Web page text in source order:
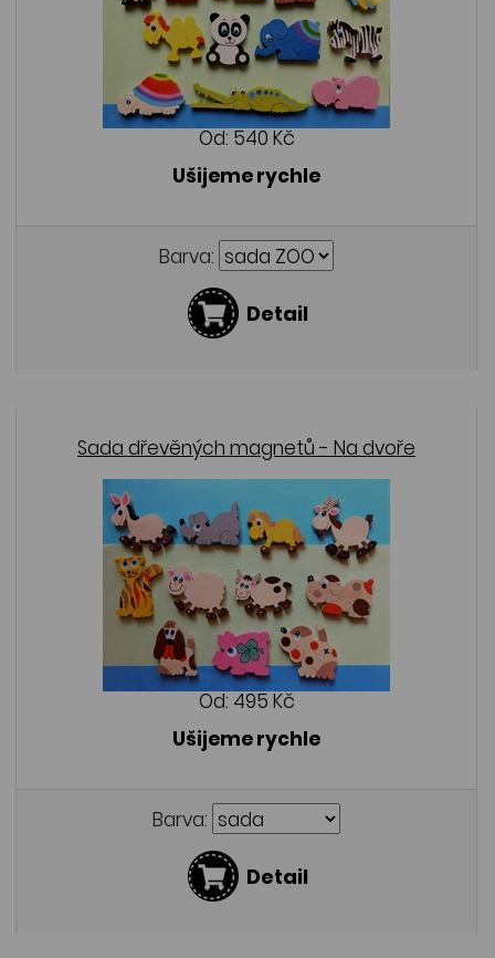
Od: 540 Kč
Ušijeme rychle
Barva:
Detail
Sada dřevěných magnetů - Na dvoře
Od: 495 Kč
Ušijeme rychle
Barva:
Detail